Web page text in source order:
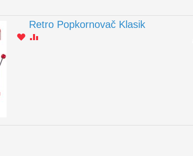
Retro Popkornovač Klasik
Pridať